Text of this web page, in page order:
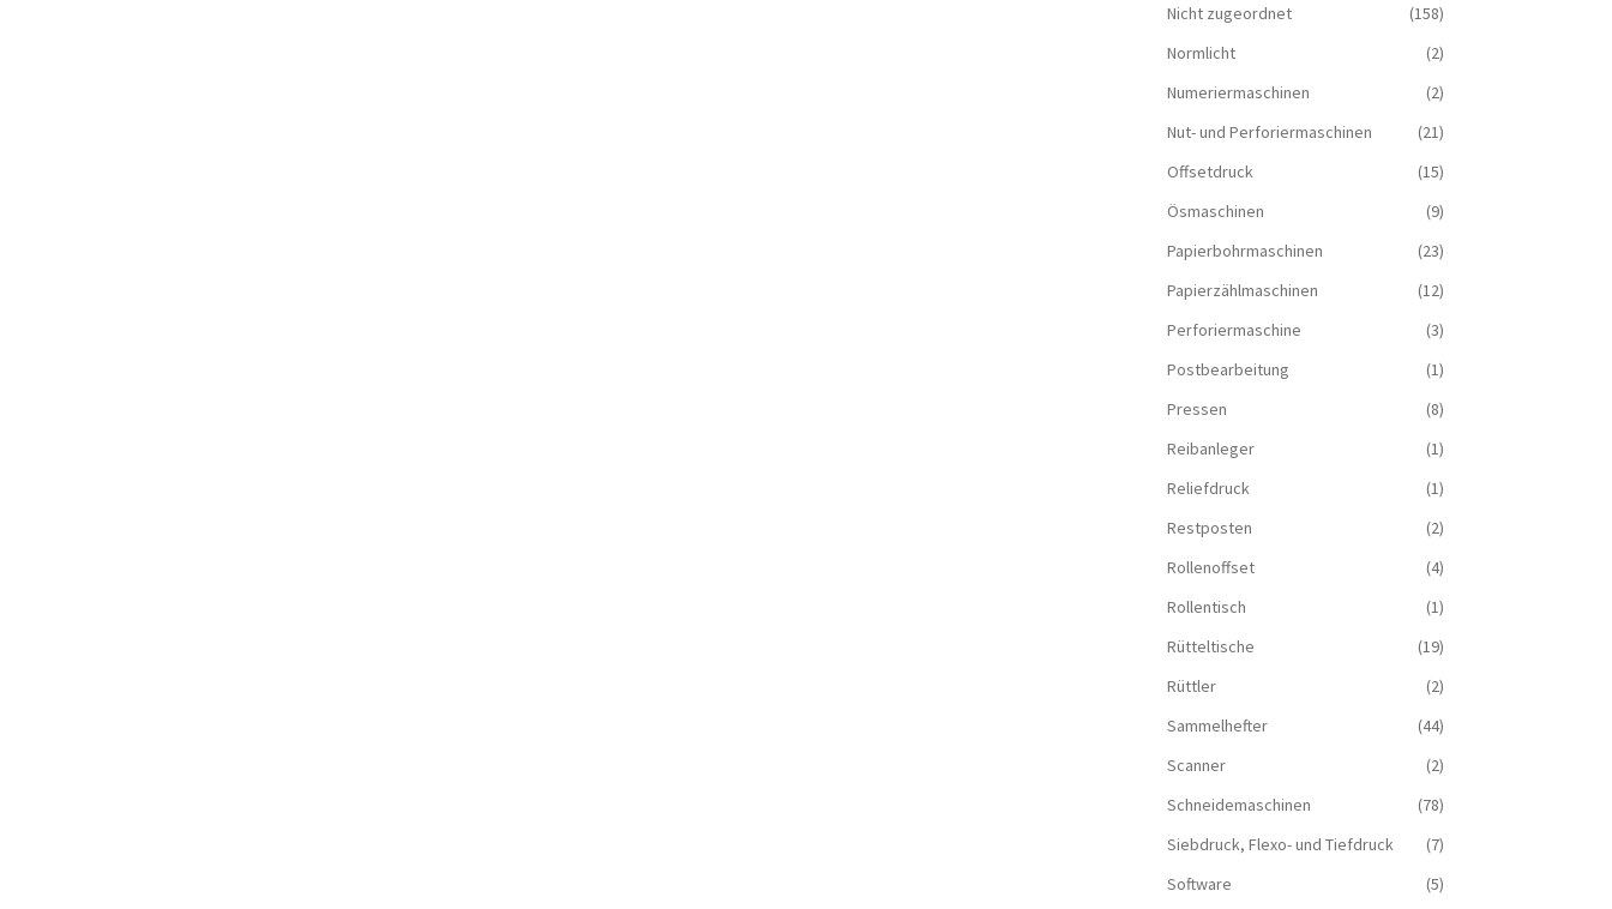
Nicht zugeordnet
(158)
Normlicht
(2)
Numeriermaschinen
(2)
Nut- und Perforiermaschinen
(21)
Offsetdruck
(15)
Ösmaschinen
(9)
Papierbohrmaschinen
(23)
Papierzählmaschinen
(12)
Perforiermaschine
(3)
Postbearbeitung
(1)
Pressen
(8)
Reibanleger
(1)
Reliefdruck
(1)
Restposten
(2)
Rollenoffset
(4)
Rollentisch
(1)
Rütteltische
(19)
Rüttler
(2)
Sammelhefter
(44)
Scanner
(2)
Schneidemaschinen
(78)
Siebdruck, Flexo- und Tiefdruck
(7)
Software
(5)